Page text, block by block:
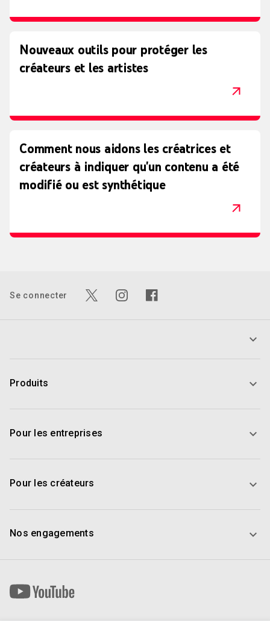
Nouveaux outils pour protéger les
créateurs et les artistes
Comment nous aidons les créatrices et
créateurs à indiquer qu'un contenu a été
modifié ou est synthétique
Se connecter
Produits
Pour les entreprises
Pour les créateurs
Nos engagements